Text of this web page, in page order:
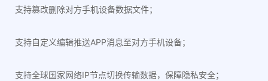
支持篡改删除对方手机设备数据文件；
支持自定义编辑推送APP消息至对方手机设备；
支持全球国家网络IP节点切换传输数据，保障隐私安全；